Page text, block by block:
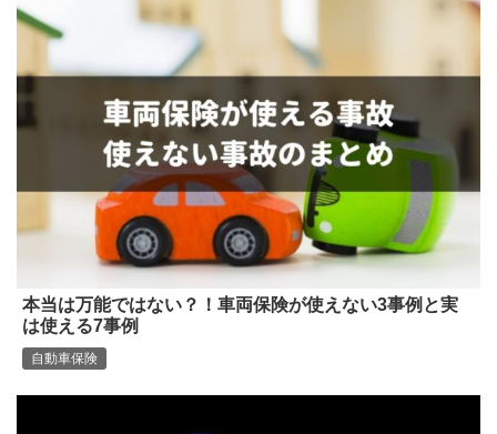
本当は万能ではない？！車両保険が使えない3事例と実
は使える7事例
自動車保険